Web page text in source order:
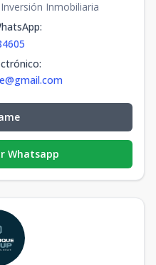
Inmobiliaria
:
:
Whatsapp